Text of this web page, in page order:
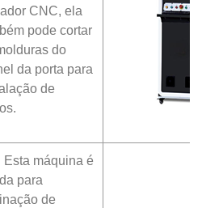
CNC, ela
pode cortar
do
da porta para
de
Esta máquina é
para
de